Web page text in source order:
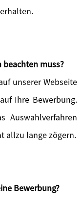
beachten muss?
unserer Webseite
Ihre Bewerbung.
Auswahlverfahren
allzu lange zögern.
Bewerbung?